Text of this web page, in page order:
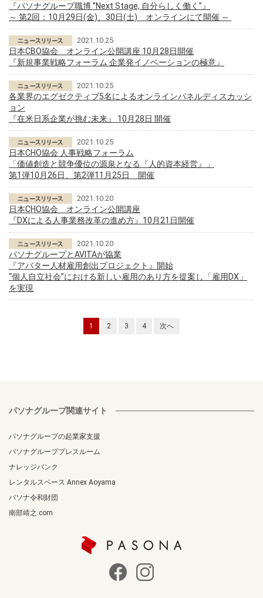
『パソナグループ職博 ”Next Stage, 自分らしく働く”』
～ 第2回：10月29日(金)、30日(土) オンラインにて開催 ～
2021.10.25
日本CBO協会 オンライン公開講座 10月28日開催
『新規事業戦略フォーラム 企業発イノベーションの極意』
2021.10.25
各業界のエグゼクティブ5名によるオンラインパネルディスカッシ
ョン
『在米日系企業が挑む未来』 10月28日 開催
2021.10.25
日本CHO協会 人事戦略フォーラム
「価値創造と競争優位の源泉となる『人的資本経営』」
第1弾10月26日、第2弾11月25日 開催
2021.10.20
日本CHO協会 オンライン公開講座
『DXによる人事業務改革の進め方』10月21日開催
2021.10.20
パソナグループとAVITAが協業
『アバター人材雇用創出プロジェクト』開始
“個人自立社会”における新しい雇用のあり方を提案し「雇用DX」
を実現
1 2 3 4 次へ
パソナグループ関連サイト
パソナグループの起業家支援
パソナグループプレスルーム
ナレッジバンク
レンタルスペース Annex Aoyama
パソナ令和財団
南部靖之.com